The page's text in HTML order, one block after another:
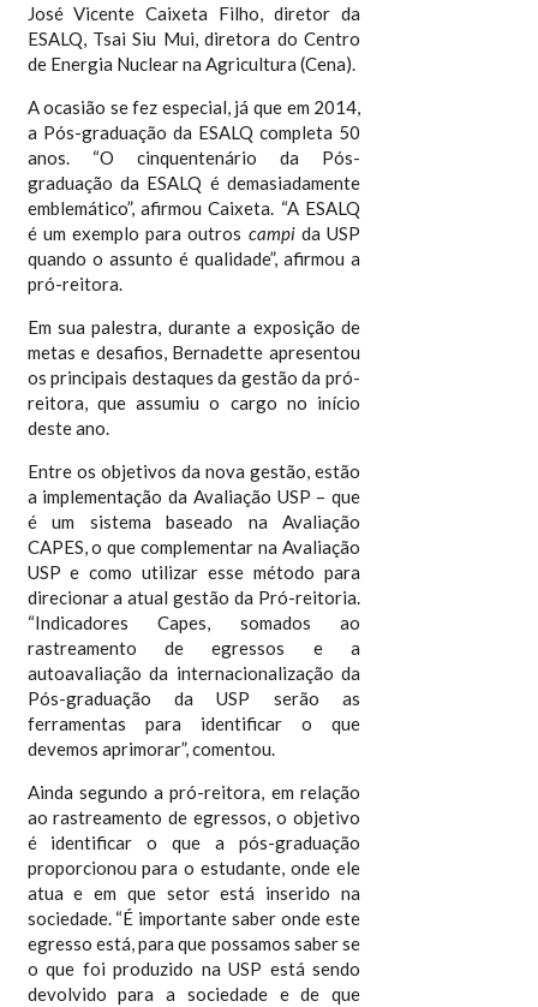
José Vicente Caixeta Filho, diretor da
ESALQ, Tsai Siu Mui, diretora do Centro
de Energia Nuclear na Agricultura (Cena).
A ocasião se fez especial, já que em 2014,
a Pós-graduação da ESALQ completa 50
anos. “O cinquentenário da Pós-
graduação da ESALQ é demasiadamente
emblemático”, afirmou Caixeta. “A ESALQ
é um exemplo para outros campi da USP
quando o assunto é qualidade”, afirmou a
pró-reitora.
Em sua palestra, durante a exposição de
metas e desafios, Bernadette apresentou
os principais destaques da gestão da pró-
reitora, que assumiu o cargo no início
deste ano.
Entre os objetivos da nova gestão, estão
a implementação da Avaliação USP – que
é um sistema baseado na Avaliação
CAPES, o que complementar na Avaliação
USP e como utilizar esse método para
direcionar a atual gestão da Pró-reitoria.
“Indicadores Capes, somados ao
rastreamento de egressos e a
autoavaliação da internacionalização da
Pós-graduação da USP serão as
ferramentas para identificar o que
devemos aprimorar”, comentou.
Ainda segundo a pró-reitora, em relação
ao rastreamento de egressos, o objetivo
é identificar o que a pós-graduação
proporcionou para o estudante, onde ele
atua e em que setor está inserido na
sociedade. “É importante saber onde este
egresso está, para que possamos saber se
o que foi produzido na USP está sendo
devolvido para a sociedade e de que